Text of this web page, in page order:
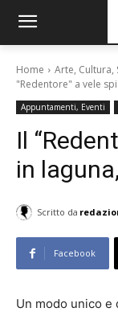
Home Arte, Cultura,
"Redentore" a vele
Appuntamenti, Eventi
Il
in
Scritto da
Facebook
Un modo unico